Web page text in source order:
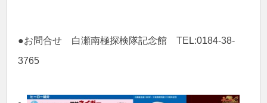
●お問合せ 白瀬南極探検隊記念館 TEL:0184-38-
3765